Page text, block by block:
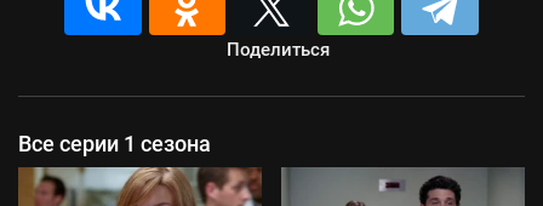
Поделиться
Все серии 1 сезона